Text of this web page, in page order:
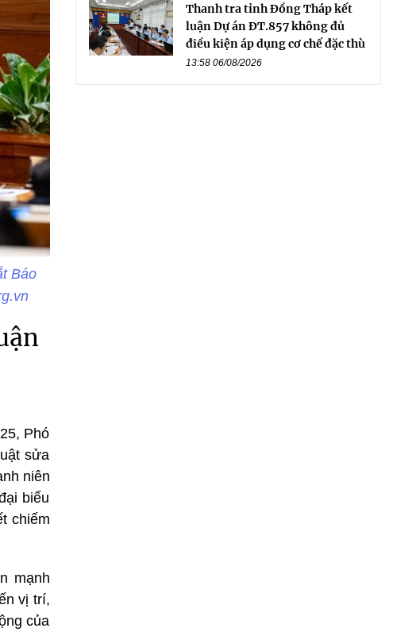
Báo
Phó
sửa
niên
biểu
chiếm
mạnh
vị trí,
của
Thanh tra tỉnh Đồng Tháp kết
luận Dự án ĐT.857 không đủ
điều kiện áp dụng cơ chế đặc thù
13:58 06/08/2026